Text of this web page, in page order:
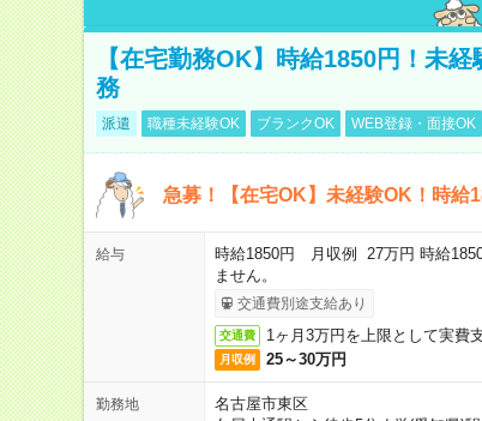
【在宅勤務OK】時給1850円！未
務
派遣 職種未経験OK ブランクOK WEB登録・面接OK
急募！【在宅OK】未経験OK！時給
給与
時給1850円 月収例 27万円 時給
ません。
交通費別途支給あり
交通費 1ヶ月3万円を上限として実費
月収例 25～30万円
勤務地
名古屋市東区